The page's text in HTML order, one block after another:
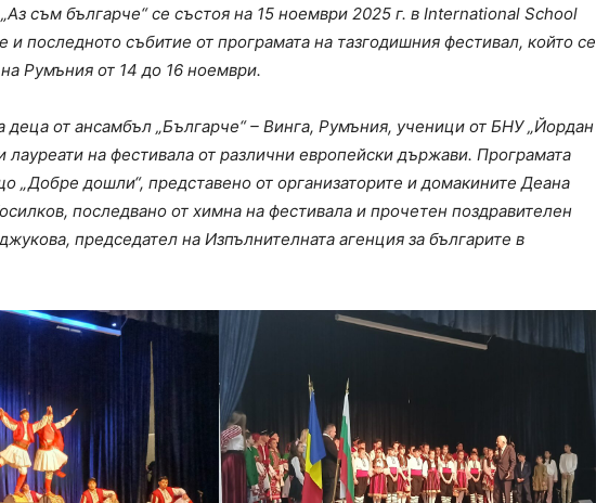
съм българче“ се състоя на 15 ноември 2025 г. в International School
и последното събитие от програмата на тазгодишния фестивал, който се
Румъния от 14 до 16 ноември.
деца от ансамбъл „Българче“ – Винга, Румъния, ученици от БНУ „Йордан
лауреати на фестивала от различни европейски държави. Програмата
„Добре дошли“, представено от организаторите и домакините Деана
последвано от химна на фестивала и прочетен поздравителен
председател на Изпълнителната агенция за българите в